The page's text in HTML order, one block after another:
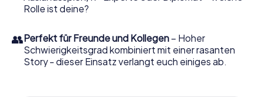
Rolle ist deine?
👥Perfekt für Freunde und Kollegen – Hoher
Schwierigkeitsgrad kombiniert mit einer rasanten
Story - dieser Einsatz verlangt euch einiges ab.